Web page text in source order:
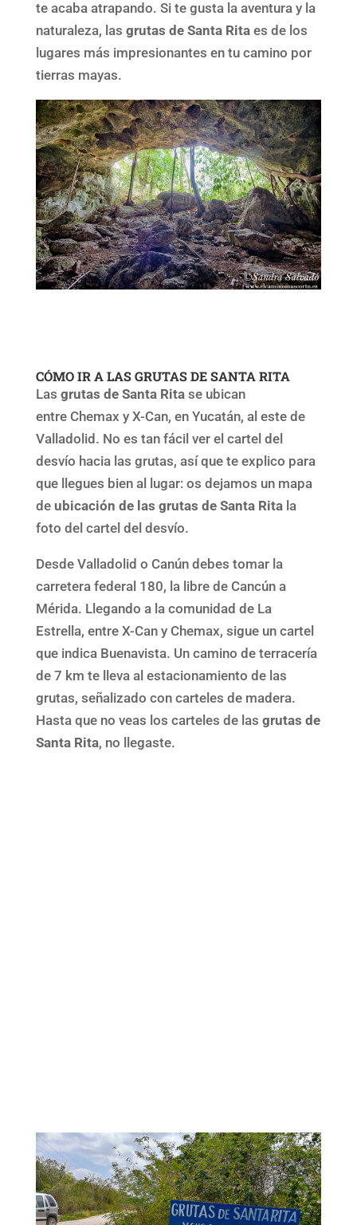
te acaba atrapando. Si te gusta la aventura y la
naturaleza, las grutas de Santa Ritaes de los
lugares más impresionantes en tu camino por
tierras mayas.
CÓMO IR A LAS GRUTAS DE SANTA RITA
Las grutas de Santa Ritase ubican
entre Chemax y X-Can, en Yucatán, al este de
Valladolid. No es tan fácil ver el cartel del
desvío hacia las grutas, así que te explico para
que llegues bien al lugar: os dejamos un mapa
de ubicación de las grutas de Santa Ritala
foto del cartel del desvío.
Desde Valladolid o Canún debes tomar la
carretera federal 180, la libre de Cancún a
Mérida. Llegando a la comunidad de La
Estrella, entre X-Can y Chemax, sigue un cartel
que indica Buenavista. Un camino de terracería
de 7 km te lleva al estacionamiento de las
grutas, señalizado con carteles de madera.
Hasta que no veas los carteles de las grutas de
Santa Rita, no llegaste.